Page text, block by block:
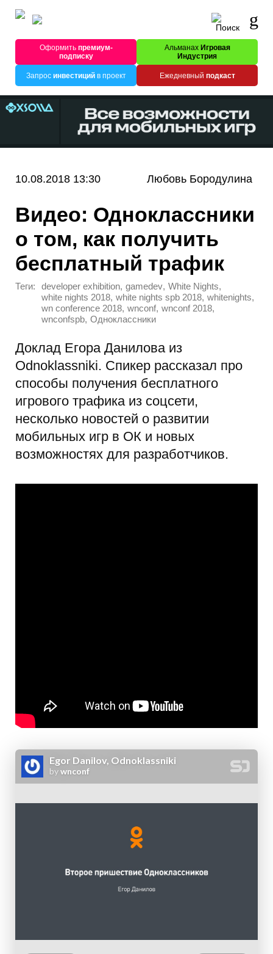
Оформитьпремиум-
подписку
Альманах Игровая
Индустрия
Запрос инвестицийв проект Ежедневный подкаст
10.08.2018 13:30 Любовь Бородулина
Видео: Одноклассники
о том, как получить
бесплатный трафик
Теги: developer exhibition, gamedev, White Nights,
white nights 2018, white nights spb 2018, whitenights,
wn conference 2018, wnconf, wnconf 2018,
wnconfspb, Одноклассники
Доклад Егора Данилова из
Odnoklassniki. Спикер рассказал про
способы получения бесплатного
игрового трафика из соцсети,
несколько новостей о развитии
мобильных игр в ОК и новых
возможностях для разработчиков.